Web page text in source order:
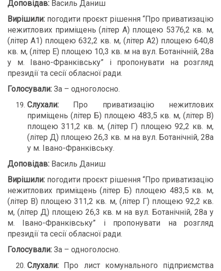
Доповідав: Василь Даниш
Вирішили: погодити проєкт рішення “Про приватизацію
нежитлових приміщень (літер А) площею 5376,2 кв. м,
(літер А1) площею 632,2 кв. м, (літер А2) площею 640,8
кв. м, (літер Е) площею 10,3 кв. м на вул. Ботанічній, 28а
у м. Івано-Франківську” і пропонувати на розгляд
президії та сесії обласної ради.
Голосували: За – одноголосно.
Слухали: Про приватизацію нежитлових
приміщень (літер Б) площею 483,5 кв. м, (літер В)
площею 311,2 кв. м, (літер Г) площею 92,2 кв. м,
(літер Д) площею 26,3 кв. м на вул. Ботанічній, 28а
у м. Івано-Франківську.
Доповідав: Василь Даниш
Вирішили: погодити проєкт рішення “Про приватизацію
нежитлових приміщень (літер Б) площею 483,5 кв. м,
(літер В) площею 311,2 кв. м, (літер Г) площею 92,2 кв.
м, (літер Д) площею 26,3 кв. м на вул. Ботанічній, 28а у
м. Івано-Франківську” і пропонувати на розгляд
президії та сесії обласної ради.
Голосували: За – одноголосно.
Слухали: Про лист комунального підприємства